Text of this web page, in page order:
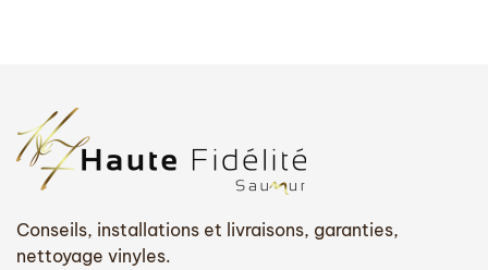
Conseils, installations et livraisons, garanties,
nettoyage vinyles.